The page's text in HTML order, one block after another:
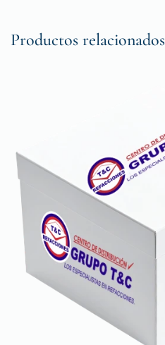
Productos relacionados